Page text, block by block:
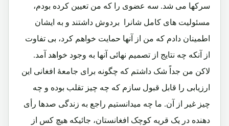
سرکها می شد. سه عضوی را که من تعیین کرده بودم،
مسئولیت های کامل شانرا بردوش داشتند و به ایشان
اطمینان دادم که من از آنها حمایت خواهم کرد، بی تفاوت
از آنکه چه نتایج از تصمیم نهائی آنها به وجود خواهد آمد.
لاکن من جداً شک داشتم که چگونه برای جامعۀ افغانی این
ارزیابی را قابل قبول سازم که چه چیز تقلب بوده و چه
چیز غیر از آن. ما چه میدانستیم راجع به زندگی صدها رأی
دهنده در یک قریه کوچک افغانستان، جائیکه هیچ کس از